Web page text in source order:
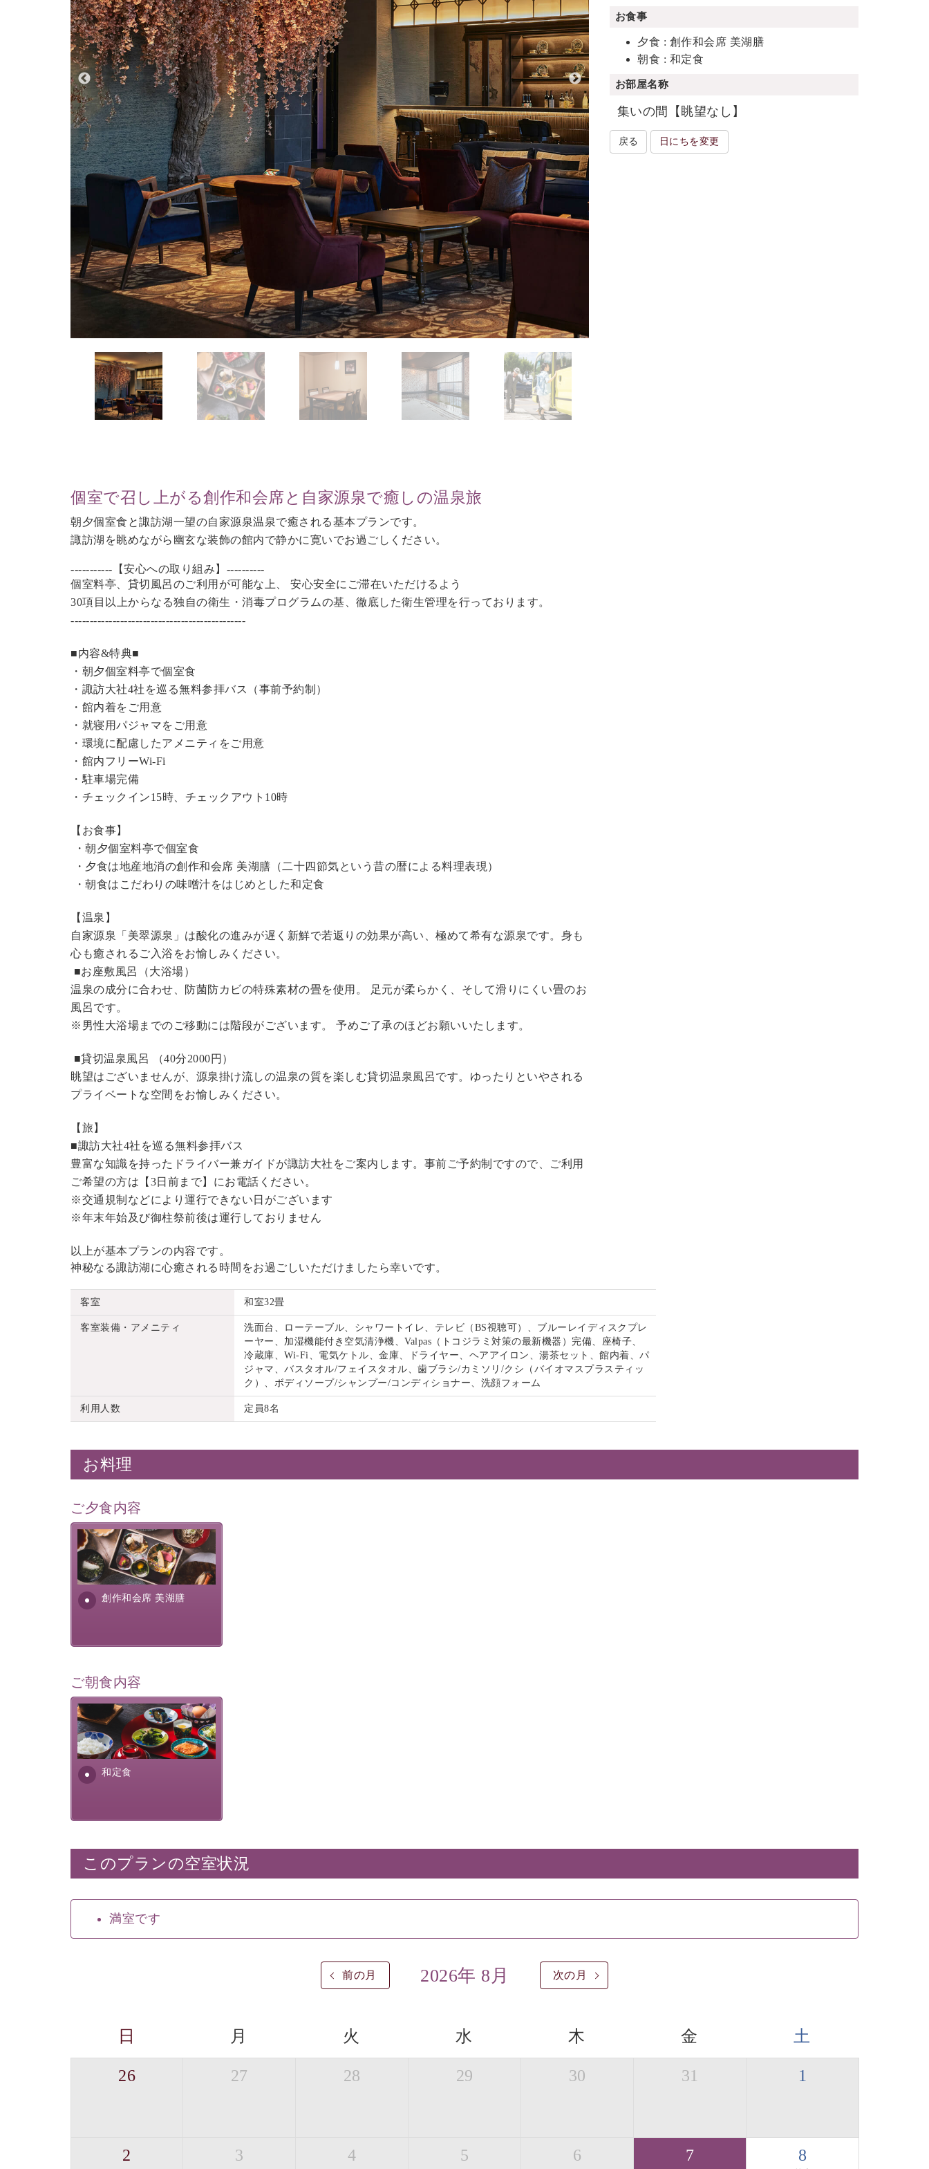
個室で召し上がる創作和会席と自家源泉で癒しの温泉旅
朝夕個室食と諏訪湖一望の自家源泉温泉で癒される基本プランです。
諏訪湖を眺めながら幽玄な装飾の館内で静かに寛いでお過ごしください。
-----------【安心への取り組み】----------
個室料亭、貸切風呂のご利用が可能な上、 安心安全にご滞在いただけるよう
30項目以上からなる独自の衛生・消毒プログラムの基、徹底した衛生管理を行っております。
----------------------------------------------
■内容&特典■
・朝夕個室料亭で個室食
・諏訪大社4社を巡る無料参拝バス（事前予約制）
・館内着をご用意
・就寝用パジャマをご用意
・環境に配慮したアメニティをご用意
・館内フリーWi-Fi
・駐車場完備
・チェックイン15時、チェックアウト10時
【お食事】
・朝夕個室料亭で個室食
・夕食は地産地消の創作和会席 美湖膳（二十四節気という昔の暦による料理表現）
・朝食はこだわりの味噌汁をはじめとした和定食
【温泉】
自家源泉「美翠源泉」は酸化の進みが遅く新鮮で若返りの効果が高い、極めて希有な源泉です。身も
心も癒されるご入浴をお愉しみください。
■お座敷風呂（大浴場）
温泉の成分に合わせ、防菌防カビの特殊素材の畳を使用。 足元が柔らかく、そして滑りにくい畳のお
風呂です。
※男性大浴場までのご移動には階段がございます。 予めご了承のほどお願いいたします。
■貸切温泉風呂 （40分2000円）
眺望はございませんが、源泉掛け流しの温泉の質を楽しむ貸切温泉風呂です。ゆったりといやされる
プライベートな空間をお愉しみください。
【旅】
■諏訪大社4社を巡る無料参拝バス
豊富な知識を持ったドライバー兼ガイドが諏訪大社をご案内します。事前ご予約制ですので、ご利用
ご希望の方は【3日前まで】にお電話ください。
※交通規制などにより運行できない日がございます
※年末年始及び御柱祭前後は運行しておりません
以上が基本プランの内容です。
神秘なる諏訪湖に心癒される時間をお過ごしいただけましたら幸いです。
お食事
夕食 : 創作和会席 美湖膳
朝食 : 和定食
お部屋名称
集いの間【眺望なし】
戻る 日にちを変更
客室 和室32畳
客室装備・アメニティ
洗面台、ローテーブル、シャワートイレ、テレビ（BS視聴可）、ブルーレイディスクプレ
ーヤー、加湿機能付き空気清浄機、Valpas（トコジラミ対策の最新機器）完備、座椅子、
冷蔵庫、Wi-Fi、電気ケトル、金庫、ドライヤー、ヘアアイロン、湯茶セット、館内着、パ
ジャマ、バスタオル/フェイスタオル、歯ブラシ/カミソリ/クシ（バイオマスプラスティッ
ク）、ボディソープ/シャンプー/コンディショナー、洗顔フォーム
利用人数 定員8名
お料理
ご夕食内容
創作和会席 美湖膳
美湖膳とは諏訪の地で特別を
提供する為に料理長・神原 裕
明が考え出した創作和会席で
す。美しい諏訪湖の幸...
ご朝食内容
和定食
さっぱりとした和食膳に使わ
れる食材は、諏訪の名産品を
ふんだんに取り入れ、安心・
安全を心掛けた長野県産...
このプランの空室状況
満室です
前の月 2026年 8月 次の月
日 月 火 水 木 金 土
26 27 28 29 30 31 1
2 3 4 5 6 7 8